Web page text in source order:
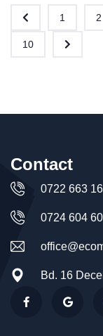
1 2
10
Contact
0722 663
0724 604
Bd. 16